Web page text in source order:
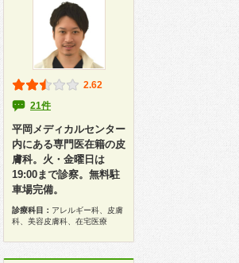
2.62
21件
平岡メディカルセンター
内にある専門医在籍の皮
膚科。火・金曜日は
19:00まで診察。無料駐
車場完備。
診療科目： アレルギー科、皮膚
科、美容皮膚科、在宅医療